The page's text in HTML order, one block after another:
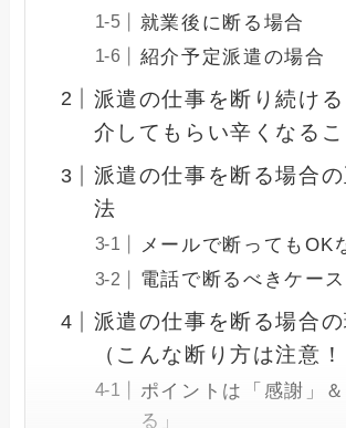
就業後に断る場合
紹介予定派遣の場合
派遣の仕事を断り続け
介してもらい辛くなるこ
派遣の仕事を断る場合
法
メールで断ってもOK
電話で断るべきケース
派遣の仕事を断る場合の
（こんな断り方は注意！
ポイントは「感謝」
る」